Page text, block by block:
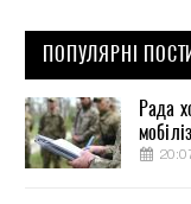
ПОПУЛЯРНІ
Рада